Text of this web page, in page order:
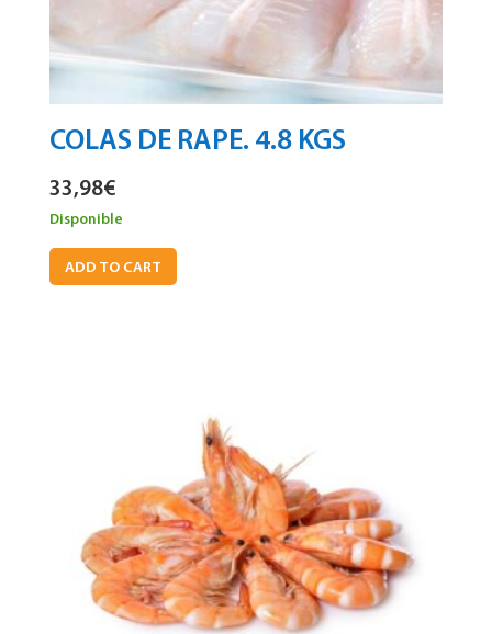
COLAS DE RAPE. 4.8 KGS
33,98€
Disponible
ADD TO CART